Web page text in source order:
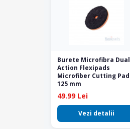
Burete Microfibra Dual
Action Flexipads
Microfiber Cutting Pad
125 mm
49.99 Lei
Vezi detalii